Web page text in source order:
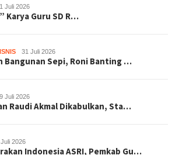
Juli 2026
Karya Guru SD R…
31 Juli 2026
Bangunan Sepi, Roni Banting …
Juli 2026
Raudi Akmal Dikabulkan, Sta…
2026
Indonesia ASRI, Pemkab Gu…